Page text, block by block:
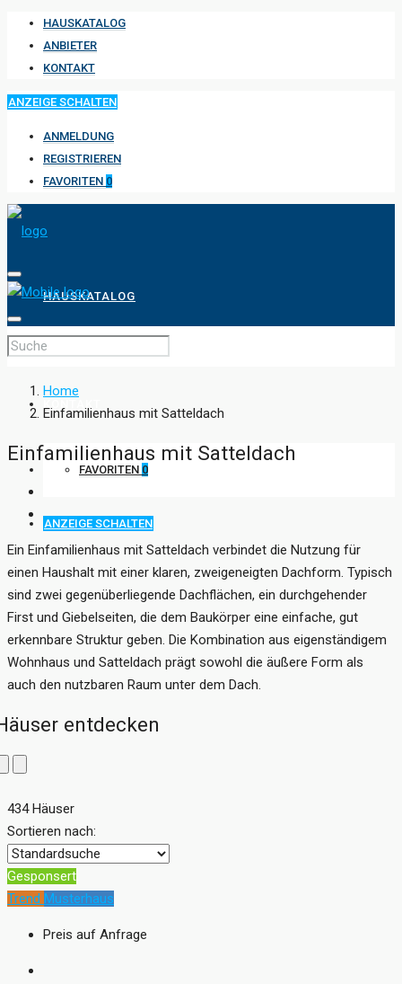
HAUSKATALOG
ANBIETER
KONTAKT
ANZEIGE SCHALTEN
ANMELDUNG
REGISTRIEREN
FAVORITEN 0
HAUSKATALOG
ANBIETER
FAVORITEN 0
ANZEIGE SCHALTEN
Home
Einfamilienhaus mit Satteldach
Einfamilienhaus mit Satteldach
Ein Einfamilienhaus mit Satteldach verbindet die Nutzung für
einen Haushalt mit einer klaren, zweigeneigten Dachform. Typisch
sind zwei gegenüberliegende Dachflächen, ein durchgehender
First und Giebelseiten, die dem Baukörper eine einfache, gut
erkennbare Struktur geben. Die Kombination aus eigenständigem
Wohnhaus und Satteldach prägt sowohl die äußere Form als
auch den nutzbaren Raum unter dem Dach.
entdecken
434 Häuser
Sortieren nach:
Gesponsert
Trend Musterhaus
Preis auf Anfrage